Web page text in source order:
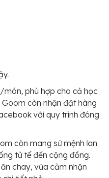
món, phù hợp cho cả học
Goom còn nhận đặt hàng
với quy trình đóng
còn mang sứ mệnh lan
tử tế đến cộng đồng.
chay, vừa cảm nhận